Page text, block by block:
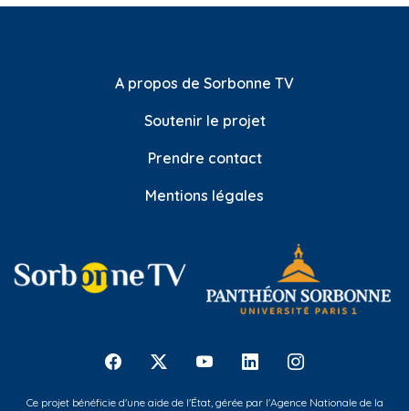
A propos de Sorbonne TV
Soutenir le projet
Prendre contact
Mentions légales
Ce projet bénéficie d'une aide de l'État, gérée par l'Agence Nationale de la